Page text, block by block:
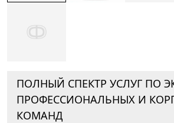
ПОЛНЫЙ СПЕКТР УСЛУГ ПО
ПРОФЕССИОНАЛЬНЫХ И
КОМАНД